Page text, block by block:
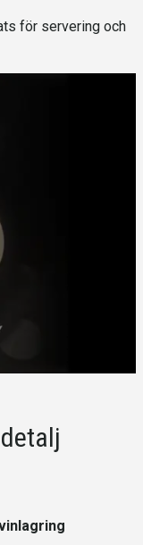
för servering och